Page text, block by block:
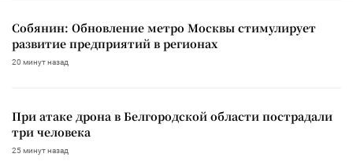
Собянин: Обновление метро Москвы стимулирует
развитие предприятий в регионах
20 минут назад
При атаке дрона в Белгородской области пострадали
три человека
25 минут назад